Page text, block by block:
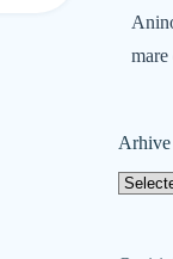
mare
Arhive